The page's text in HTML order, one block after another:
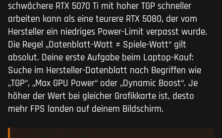
schwächere RTX 5070 Ti mit hoher TGP schneller
arbeiten kann als eine teurere RTX 5080, der vom
Hersteller ein niedriges Power-Limit verpasst wurde.
Die Regel „Datenblatt-Watt ≠ Spiele-Watt“ gilt
absolut. Deine erste Aufgabe beim Laptop-Kauf:
Suche im Hersteller-Datenblatt nach Begriffen wie
„TGP“, „Max GPU Power“ oder „Dynamic Boost“. Je
höher der Wert bei gleicher Grafikkarte ist, desto
mehr FPS landen auf deinem Bildschirm.